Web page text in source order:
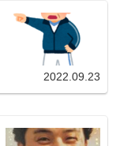
2022.09.23